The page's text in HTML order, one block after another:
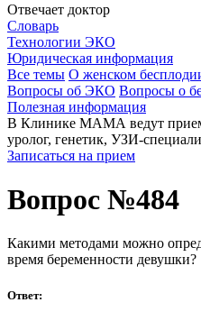
Отвечает доктор
Словарь
Технологии ЭКО
Юридическая информация
Все темы О женском
Вопросы об ЭКО Вопросы о
Полезная информация
В Клинике МАМА ведут
уролог, генетик, УЗИ-
Записаться на прием
Вопрос №484
Какими методами можно
время беременности девушки?
Ответ: